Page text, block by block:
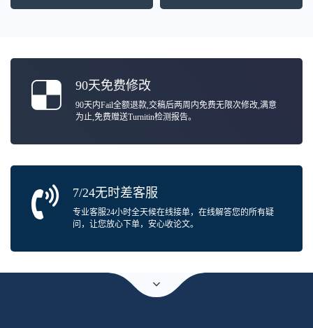
90天免费修改
90天内Fail全额退款,交稿后两周内免费无限次修改,满意
为止,免费赠送Turnitin检测报告。
7/24无时差客服
专业客服24小时全天候在线接单，在线解答您的所有疑
问，让您放心下单，安心收论文。